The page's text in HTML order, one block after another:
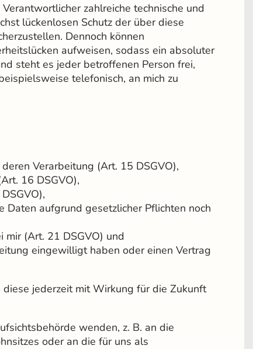
zahlreiche technische und
lückenlosen Schutz der über diese
Dennoch können
aufweisen, sodass ein absoluter
steht es jeder betroffenen Person frei,
telefonisch, an mich zu
Verarbeitung (Art. 15 DSGVO),
16 DSGVO),
Daten aufgrund gesetzlicher Pflichten noch
(Art. 21 DSGVO) und
eingewilligt haben oder einen Vertrag
jederzeit mit Wirkung für die Zukunft
wenden, z. B. an die
oder an die für uns als